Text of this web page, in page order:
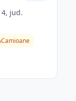
Camioane